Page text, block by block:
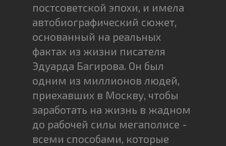
постсоветской эпохи, и имела
автобиографический сюжет,
основанный на реальных
фактах из жизни писателя
Эдуарда Багирова. Он был
одним из миллионов людей,
приехавших в Москву, чтобы
заработать на жизнь в жадном
до рабочей силы мегаполисе -
всеми способами, которые